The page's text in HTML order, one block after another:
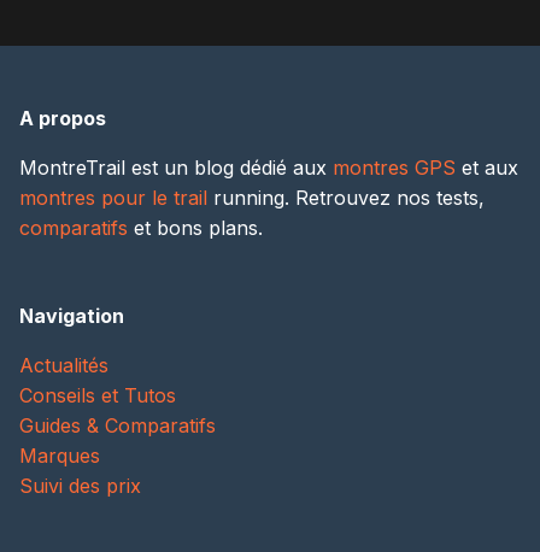
A propos
MontreTrail est un blog dédié aux montres GPS et aux
montres pour le trail running. Retrouvez nos tests,
comparatifs et bons plans.
Navigation
Actualités
Conseils et Tutos
Guides & Comparatifs
Marques
Suivi des prix